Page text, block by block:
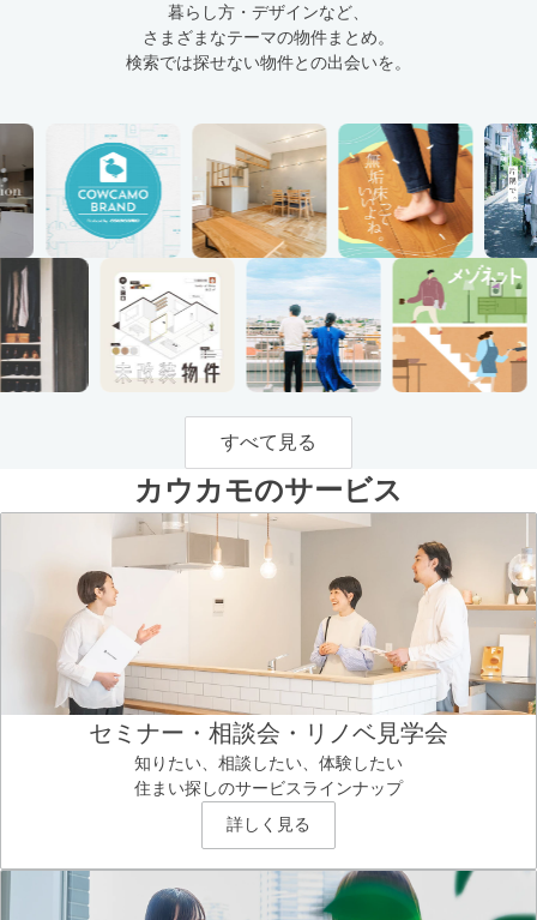
暮らし方・デザインなど、
さまざまなテーマの物件まとめ。
検索では探せない物件との出会いを。
すべて見る
カウカモのサービス
セミナー・相談会・リノベ見学会
知りたい、相談したい、体験したい
住まい探しのサービスラインナップ
詳しく見る